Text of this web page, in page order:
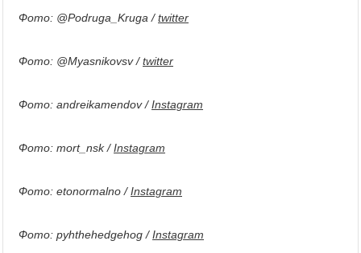
Фото: @Podruga_Kruga /twitter
Фото: @Myasnikovsv /twitter
Фото: andreikamendov /Instagram
Фото: mort_nsk /Instagram
Фото: etonormalno /Instagram
Фото: pyhthehedgehog /Instagram